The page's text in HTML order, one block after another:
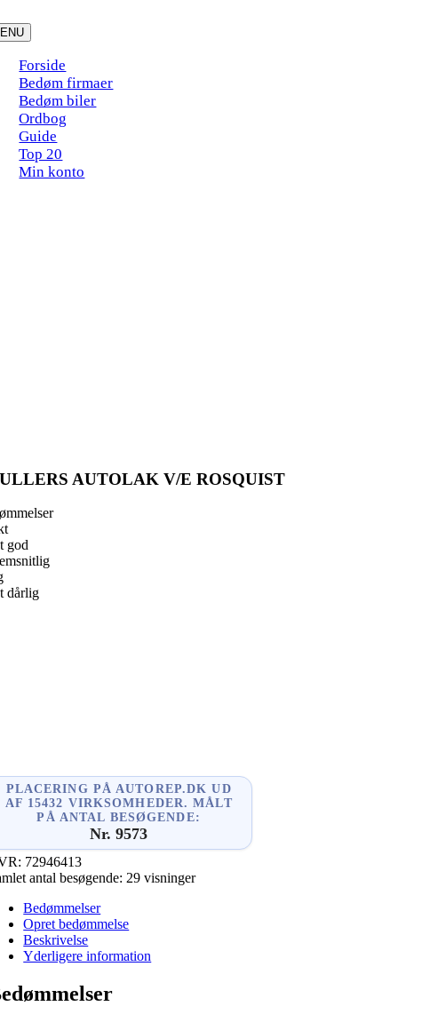
to
content
Forside
Bedøm firmaer
Bedøm biler
Ordbog
Guide
Top 20
Min konto
AUTOLAK V/E ROSQUIST
god
dårlig
PLACERING PÅ AUTOREP.DK UD
AF 15432 VIRKSOMHEDER. MÅLT
PÅ ANTAL BESØGENDE:
Nr. 9573
72946413
antal besøgende: 29 visninger
Bedømmelser
Opret bedømmelse
Beskrivelse
Yderligere information